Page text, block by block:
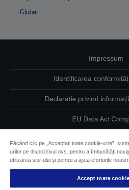
Global
Impressum
Identificarea
Declarație privind
EU Data Act
Informaţii despre
Angajamentul Epson pe
Făcând clic pe „Acceptați toate cookie-urile”,
urilor pe dispozitivul dvs. pentru a îmbunătăți
utilizarea site-ului și pentru a ajuta eforturile
Accept toate